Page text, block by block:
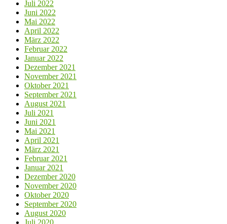
Juli 2022
Juni 2022
Mai 2022
April 2022
März 2022
Februar 2022
Januar 2022
Dezember 2021
November 2021
Oktober 2021
September 2021
August 2021
Juli 2021
Juni 2021
Mai 2021
April 2021
März 2021
Februar 2021
Januar 2021
Dezember 2020
November 2020
Oktober 2020
September 2020
August 2020
Juli 2020